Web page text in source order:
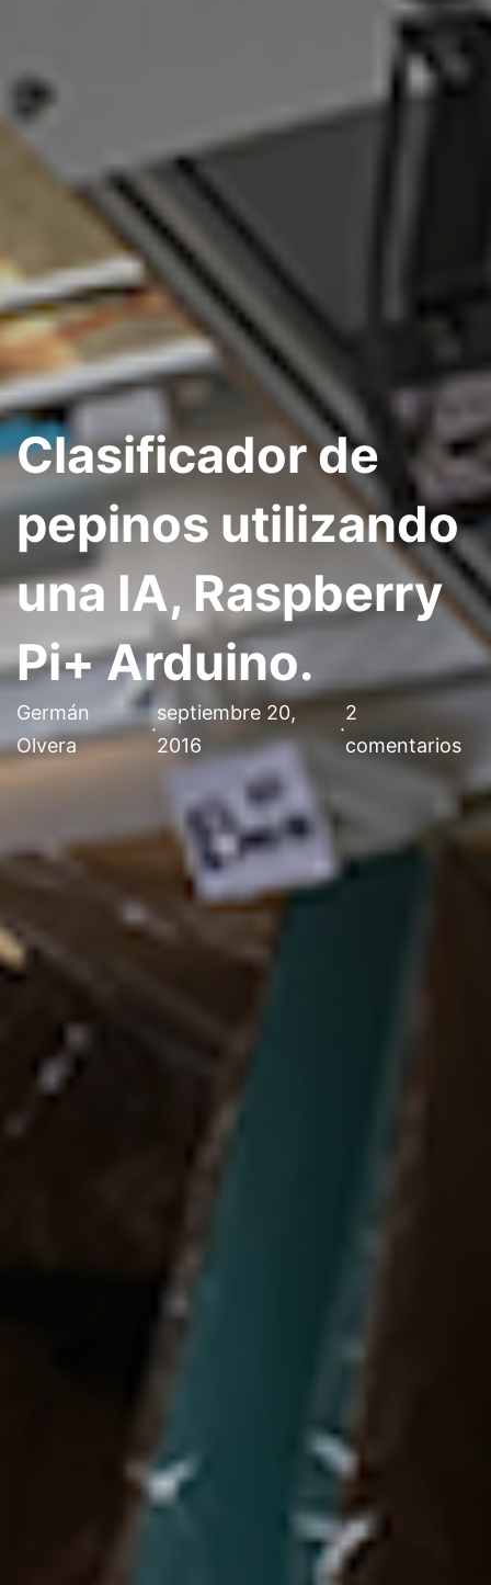
Clasificador de
pepinos utilizando
una IA, Raspberry
Pi+ Arduino.
Germán
Olvera
·
septiembre 20,
2016
·
2
comentarios